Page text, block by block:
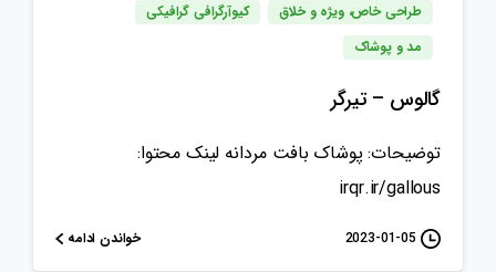
طراحی خاص، ویژه و خلاق
کیوآرگرافی گرافیکی
مد و پوشاک
گالوس – تیرگر
توضیحات: پوشاک بافت مردانه لینک محتوا:
irqr.ir/gallous
2023-01-05 خواندن ادامه